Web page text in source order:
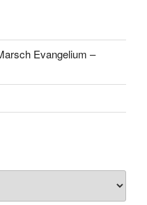
Evangelium –